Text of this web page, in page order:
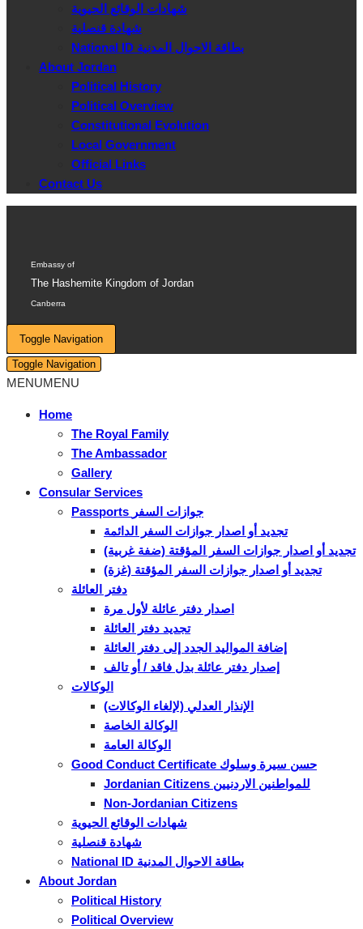
شهادات الوقائع الحيوية
شهادة قنصلية
National ID بطاقة الاحوال المدنية
About Jordan
Political History
Political Overview
Constitutional Evolution
Local Government
Official Links
Contact Us
Embassy of
The Hashemite Kingdom of Jordan
Canberra
Toggle Navigation
Toggle Navigation
MENUMENU
Home
The Royal Family
The Ambassador
Gallery
Consular Services
Passports جوازات السفر
تجديد أو اصدار جوازات السفر الدائمة
تجديد أو اصدار جوازات السفر المؤقتة (ضفة غربية)
تجديد أو اصدار جوازات السفر المؤقتة (غزة)
دفتر العائلة
اصدار دفتر عائلة لأول مرة
تجديد دفتر العائلة
إضافة المواليد الجدد إلى دفتر العائلة
إصدار دفتر عائلة بدل فاقد / أو تالف
الوكالات
الإنذار العدلي (لإلغاء الوكالات)
الوكالة الخاصة
الوكالة العامة
Good Conduct Certificate حسن سيرة وسلوك
Jordanian Citizens للمواطنين الاردنيين
Non-Jordanian Citizens
شهادات الوقائع الحيوية
شهادة قنصلية
National ID بطاقة الاحوال المدنية
About Jordan
Political History
Political Overview